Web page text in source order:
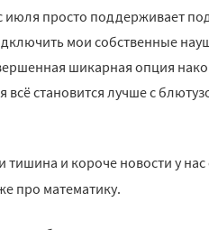
июля просто поддерживает
мои собственные
шикарная опция
всё становится лучше с
тишина и короче новости у
про математику.